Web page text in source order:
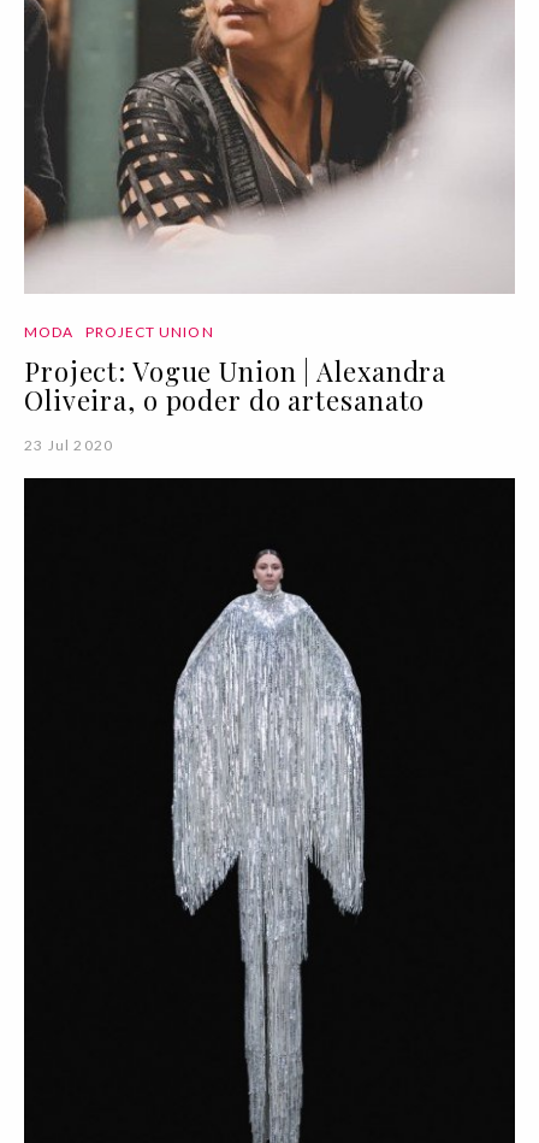
MODA PROJECT UNION
Project: Vogue Union | Alexandra
Oliveira, o poder do artesanato
23 Jul 2020